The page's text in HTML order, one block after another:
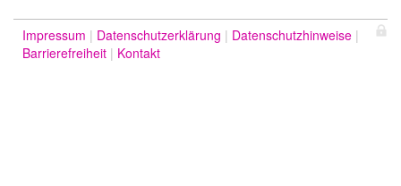
Impressum Datenschutzerklärung
Datenschutzhinweise
Barrierefreiheit
Kontakt